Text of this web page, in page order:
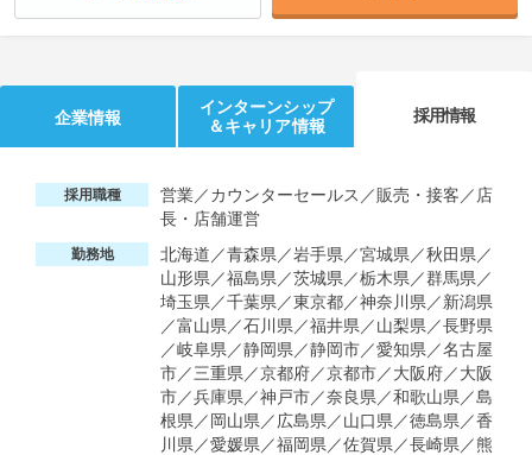
企業情報
インターンシップ
＆キャリア情報
採用情報
採用職種
営業／カウンターセールス／販売・接客／店
長・店舗運営
勤務地
北海道／青森県／岩手県／宮城県／秋田県／
山形県／福島県／茨城県／栃木県／群馬県／
埼玉県／千葉県／東京都／神奈川県／新潟県
／富山県／石川県／福井県／山梨県／長野県
／岐阜県／静岡県／静岡市／愛知県／名古屋
市／三重県／京都府／京都市／大阪府／大阪
市／兵庫県／神戸市／奈良県／和歌山県／島
根県／岡山県／広島県／山口県／徳島県／香
川県／愛媛県／福岡県／佐賀県／長崎県／熊